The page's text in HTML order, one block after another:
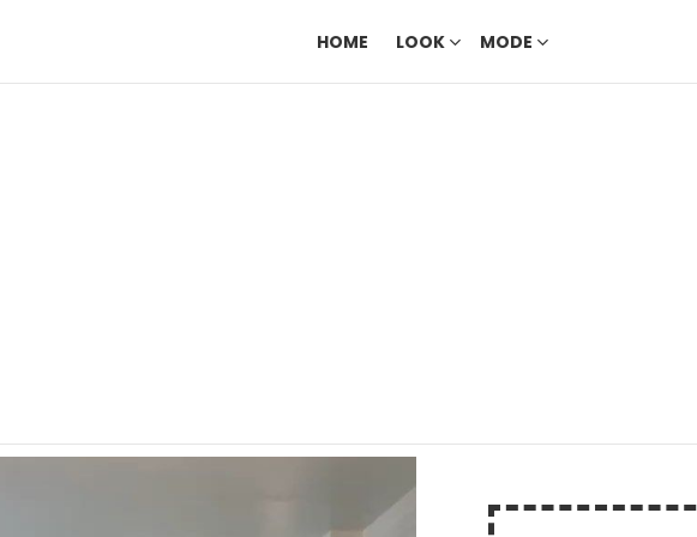
HOME LOOK MODE